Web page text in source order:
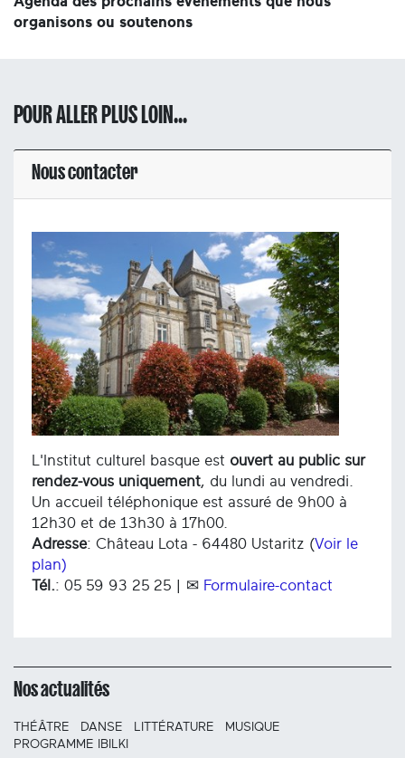
organisons ou soutenons
POUR ALLER PLUS LOIN...
Nous contacter
L'Institut culturel basque est ouvert au public sur
rendez-vous uniquement, du lundi au vendredi.
Un accueil téléphonique est assuré de 9h00 à
12h30 et de 13h30 à 17h00.
Adresse: Château Lota - 64480 Ustaritz (Voir le
plan)
Tél.: 05 59 93 25 25 | ✉ Formulaire-contact
Nos actualités
THÉÂTRE DANSE LITTÉRATURE
MUSIQUE
PROGRAMME IBILKI